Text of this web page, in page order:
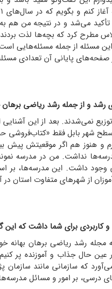
می‌شد و در نتیجه من هم
مطرح کرد که بچه‌ها لذت بردند
این مسئله از جمله مسئله‌هایی
صفحه‌های پایانی آن تعدادی
رشد و از جمله رشد ریاضی
نمی‌شدند. بعد از این
شهر بابل فقط «کتاب‌فروشی
و هنوز هم اگر موقعیتش پیش
نداشت. من در مدرسه
وجود داشت. اين مدرسه‌ها، بر
از شهرهای متفاوت استان
کاربردی برای شما داشت که این
رشد ریاضی برهان بهانه
عین حال جذاب و آموزنده پر
که سازمانی مانند
درسی، بر امور و مسائل